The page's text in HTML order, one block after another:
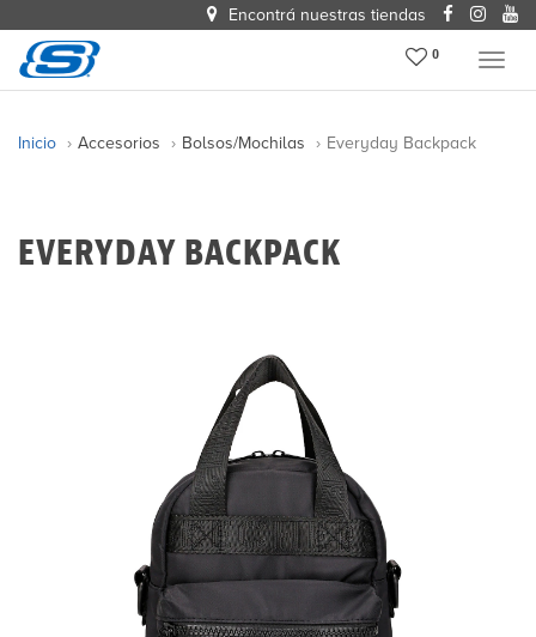
Encontrá nuestras tiendas
Menu
0
Inicio Accesorios Bolsos/mochilas Everyday Backpack
EVERYDAY BACKPACK